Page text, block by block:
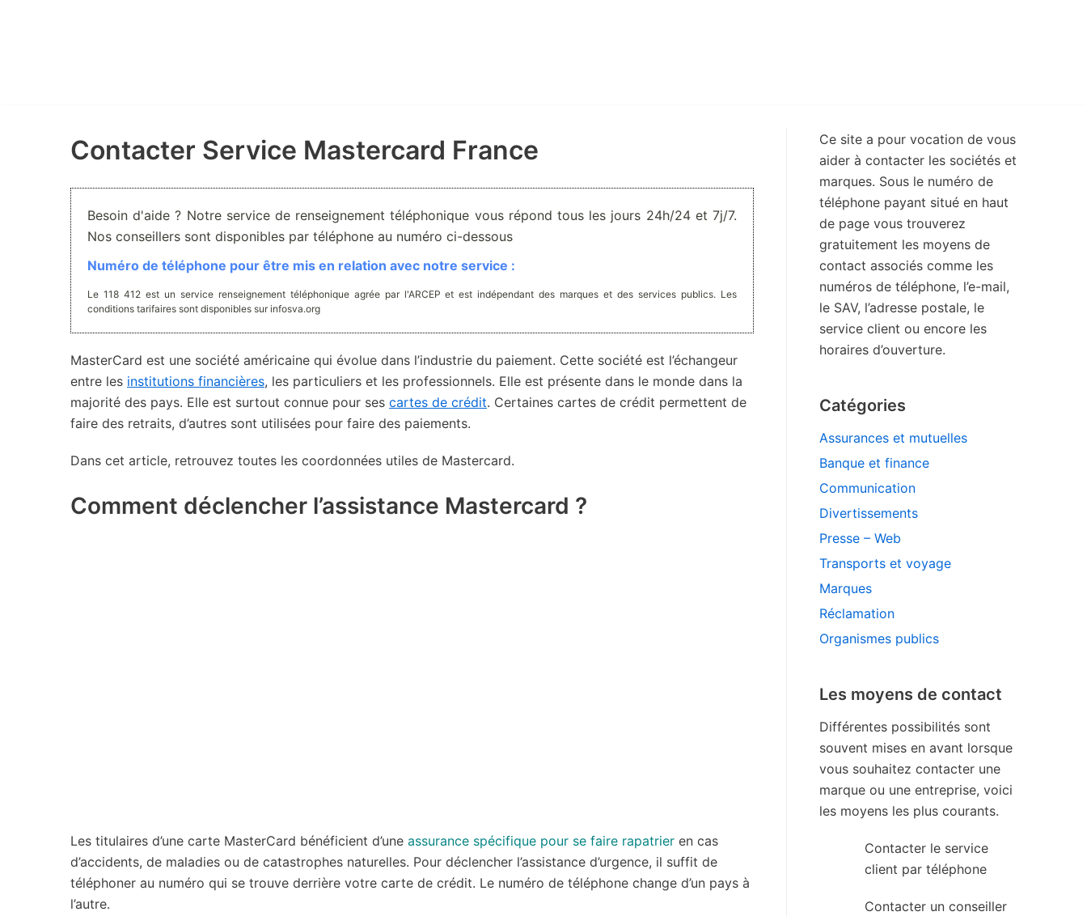
Contacter Service Mastercard France
Besoin d'aide ? Notre service de renseignement téléphonique vous répond tous les jours 24h/24 et 7j/7.
Nos conseillers sont disponibles par téléphone au numéro ci-dessous
Numéro de téléphone pour être mis en relation avec notre service :
Le 118 412 est un service renseignement téléphonique agrée par l'ARCEP et est indépendant des marques et des services publics. Les
conditions tarifaires sont disponibles sur infosva.org
MasterCard est une société américaine qui évolue dans l’industrie du paiement. Cette société est l’échangeur
entre les institutions financières, les particuliers et les professionnels. Elle est présente dans le monde dans la
majorité des pays. Elle est surtout connue pour ses cartes de crédit. Certaines cartes de crédit permettent de
faire des retraits, d’autres sont utilisées pour faire des paiements.
Dans cet article, retrouvez toutes les coordonnées utiles de Mastercard.
Comment déclencher l’assistance Mastercard ?
Les titulaires d’une carte MasterCard bénéficient d’une assurance spécifique pour se faire rapatrier en cas
d’accidents, de maladies ou de catastrophes naturelles. Pour déclencher l’assistance d’urgence, il suffit de
téléphoner au numéro qui se trouve derrière votre carte de crédit. Le numéro de téléphone change d’un pays à
l’autre.
Ce site a pour vocation de vous
aider à contacter les sociétés et
marques. Sous le numéro de
téléphone payant situé en haut
de page vous trouverez
gratuitement les moyens de
contact associés comme les
numéros de téléphone, l’e-mail,
le SAV, l’adresse postale, le
service client ou encore les
horaires d’ouverture.
Catégories
Assurances et mutuelles
Banque et finance
Communication
Divertissements
Presse – Web
Transports et voyage
Marques
Réclamation
Organismes publics
Les moyens de contact
Différentes possibilités sont
souvent mises en avant lorsque
vous souhaitez contacter une
marque ou une entreprise, voici
les moyens les plus courants.
Contacter le service
client par téléphone
Contacter un conseiller